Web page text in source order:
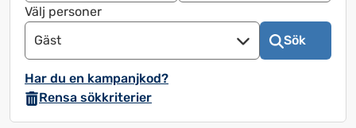
framåt
för
att
kalendern
och
välja
välja
Välj personer
Gäst
Sök
Har du en kampanjkod?
Rensa sökkriterier